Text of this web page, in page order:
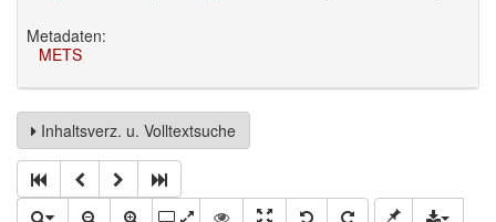
Metadaten:
METS
Inhaltsverz. u. Volltextsuche